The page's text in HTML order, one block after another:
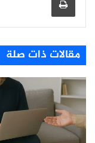
مقالات ذات صلة